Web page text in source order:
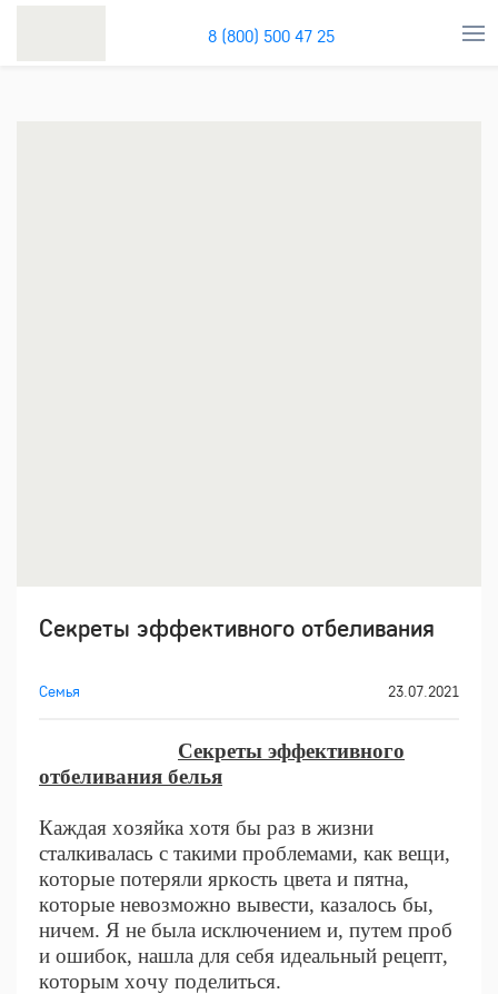
8 (800) 500 47 25
Секреты эффективного отбеливания
Семья 23.07.2021
Секреты эффективного
отбеливания белья
Каждая хозяйка хотя бы раз в жизни
сталкивалась с такими проблемами, как вещи,
которые потеряли яркость цвета и пятна,
которые невозможно вывести, казалось бы,
ничем. Я не была исключением и, путем проб
и ошибок, нашла для себя идеальный рецепт,
которым хочу поделиться.